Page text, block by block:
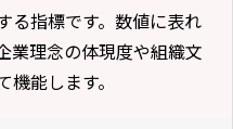
る指標です。数値に表れ
業理念の体現度や組織文
能します。